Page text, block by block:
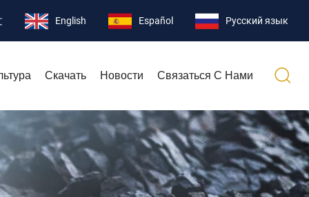
English Español Pусский язык
Скачать Новости Связаться С Нами